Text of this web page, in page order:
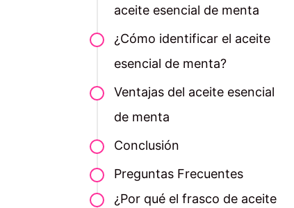
aceite esencial de menta
¿Cómo identificar el aceite
esencial de menta?
Ventajas del aceite esencial
de menta
Conclusión
Preguntas Frecuentes
¿Por qué el frasco de aceite